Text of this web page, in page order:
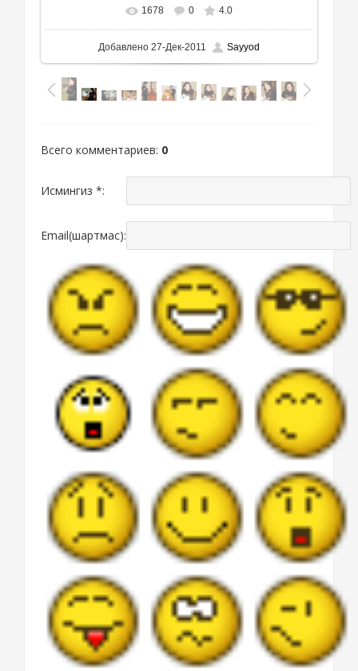
1678 0 4.0
Добавлено 27-Дек-2011 Sayyod
Всего комментариев: 0
Исмингиз *:
Email(шартмас):